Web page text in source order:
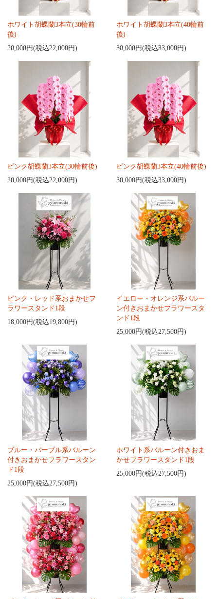
ホワイト胡蝶蘭3本立(30輪前
後)
20,000円(税込22,000円)
ホワイト胡蝶蘭3本立(40輪前
後)
30,000円(税込33,000円)
ピンク胡蝶蘭3本立(30輪前後)
20,000円(税込22,000円)
ピンク胡蝶蘭3本立(40輪前後)
30,000円(税込33,000円)
ピンク・レッド系おまかせフ
ラワースタンド1段
18,000円(税込19,800円)
イエロー・オレンジ系バルー
ン付きおまかせフラワースタ
ンド1段
25,000円(税込27,500円)
ブルー・パープル系バルーン
付きおまかせフラワースタン
ド1段
25,000円(税込27,500円)
ホワイト系バルーン付きおま
かせフラワースタンド1段
25,000円(税込27,500円)